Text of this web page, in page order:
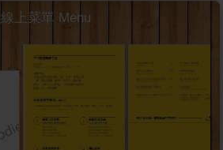
線上菜單 Menu